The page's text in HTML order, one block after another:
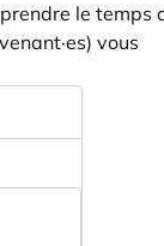
le temps
vous